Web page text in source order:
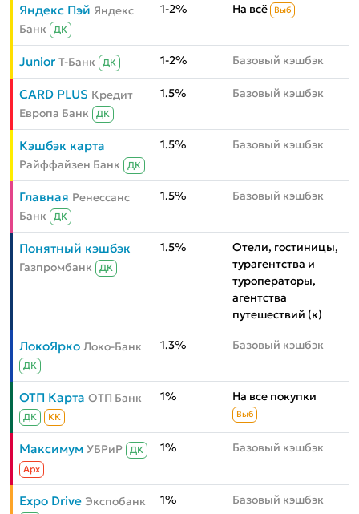
Яндекс Пэй Яндекс
Банк
ДК
1-2% На всё Выб
Junior Т-Банк ДК 1-2% Базовый кэшбэк
CARD PLUS Кредит
Европа Банк
ДК
1.5% Базовый кэшбэк
Кэшбэк карта
Райффайзен Банк ДК
1.5% Базовый кэшбэк
Главная Ренессанс
Банк
ДК
1.5% Базовый кэшбэк
Понятный кэшбэк
Газпромбанк ДК
1.5%
Отели, гостиницы,
турагентства и
туроператоры,
агентства
путешествий (к)
ЛокоЯрко Локо-Банк
ДК
1.3% Базовый кэшбэк
ОТП Карта ОТП Банк
ДК КК
1% На все покупки
Выб
Максимум УБРиР
ДК
Aрх
1% Базовый кэшбэк
Expo Drive Экспобанк 1% Базовый кэшбэк